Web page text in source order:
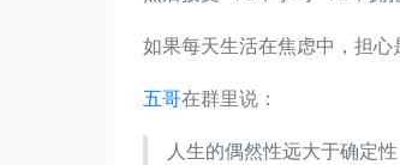
如果每天生活在焦虑中，担
五哥在群里说：
人生的偶然性远大于确定